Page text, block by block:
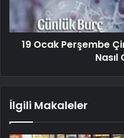
19 Ocak Perşembe
Nasıl
İlgili Makaleler